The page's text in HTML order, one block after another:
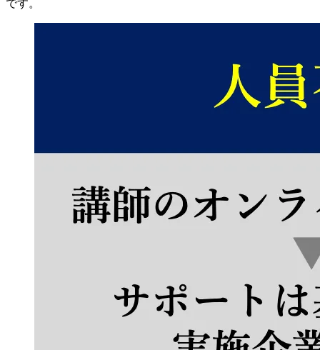
です。